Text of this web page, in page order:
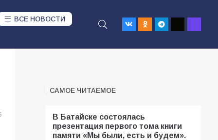
ВСЕ НОВОСТИ
САМОЕ ЧИТАЕМОЕ
В Батайске состоялась
презентация первого тома книги
памяти «Мы были, есть и будем».